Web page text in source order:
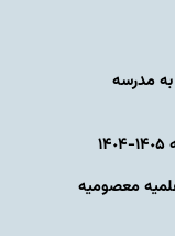
مدرسه
معصومیه